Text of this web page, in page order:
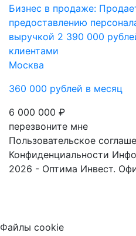
Бизнес в продаже:
предоставлению
выручкой 2 390 000
клиентами
Москва
360 000 рублей в месяц
6 000 000 ₽
перезвоните мне
Пользовательское
Конфиденциальности
2026 - Оптима Инвест.
Файлы cookie